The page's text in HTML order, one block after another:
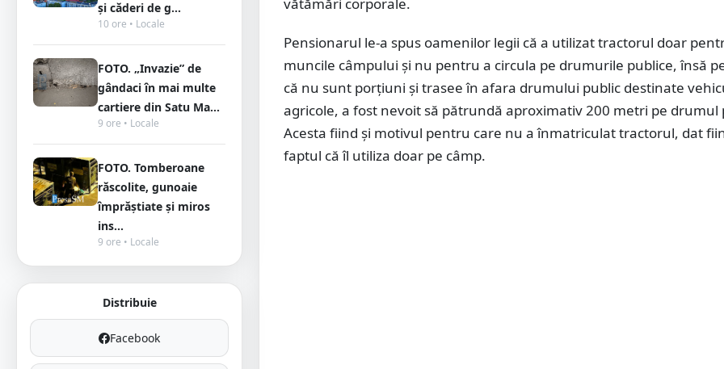
și căderi de g...
10 ore • Locale
FOTO. „Invazie” de
gândaci în mai multe
cartiere din Satu Ma...
9 ore • Locale
FOTO. Tomberoane
răscolite, gunoaie
împrăștiate și miros
ins...
9 ore • Locale
Distribuie
Facebook
Pensionarul le-a spus oamenilor legii că a utilizat tractorul doar
muncile câmpului și nu pentru a circula pe drumurile publice, însă
că nu sunt porțiuni și trasee în afara drumului public destinate
agricole, a fost nevoit să pătrundă aproximativ 200 metri pe drumul
Acesta fiind și motivul pentru care nu a înmatriculat tractorul, dat
faptul că îl utiliza doar pe câmp.